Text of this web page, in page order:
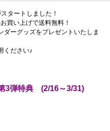
タートしました！
買い上げで送料無料！
ダーグッズをプレゼントいたしま
ください♪
3弾特典 (2/16～3/31)